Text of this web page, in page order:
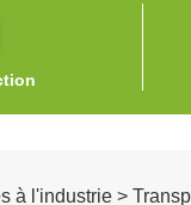
à l'industrie >